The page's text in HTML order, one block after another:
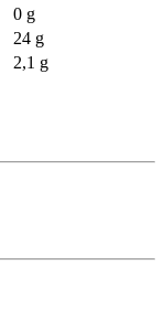
0 g
24 g
2,1 g